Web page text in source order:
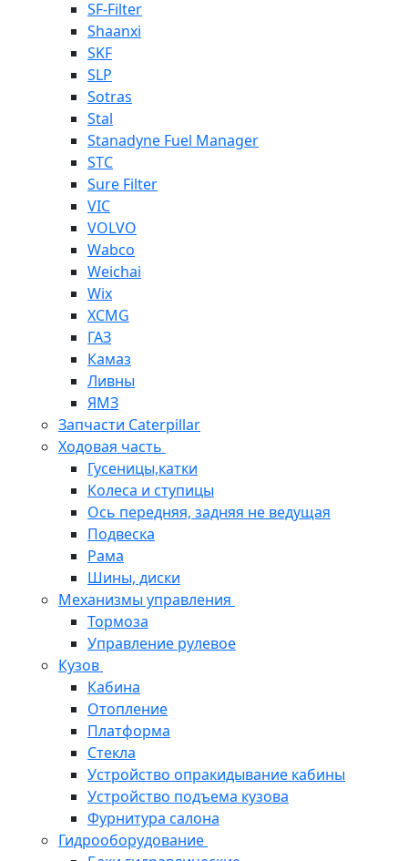
SF-Filter
Shaanxi
SKF
SLP
Sotras
Stal
Stanadyne Fuel Manager
STC
Sure Filter
VIC
VOLVO
Wabco
Weichai
Wix
XCMG
ГАЗ
Камаз
Ливны
ЯМЗ
Запчасти Caterpillar
Ходовая часть
Гусеницы,катки
Колеса и ступицы
Ось передняя, задняя не ведущая
Подвеска
Рама
Шины, диски
Механизмы управления
Тормоза
Управление рулевое
Кузов
Кабина
Отопление
Платформа
Стекла
Устройство опракидывание кабины
Устройство подъема кузова
Фурнитура салона
Гидрооборудование